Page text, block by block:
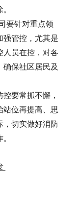
要针对重点领
强管控，尤其是
人员在控，对各
确保社区居民及
要常抓不懈，
站位再提高、思
，切实做好消防